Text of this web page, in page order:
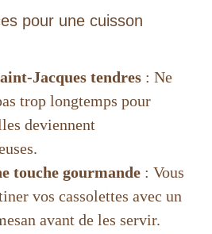
pour une cuisson
Jacques tendres : Ne
trop longtemps pour
deviennent
touche gourmande : Vous
vos cassolettes avec un
avant de les servir.